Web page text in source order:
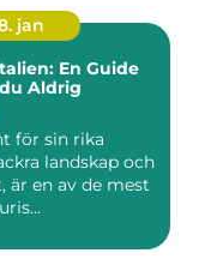
jan
En Guide
Aldrig
för sin rika
landskap och
är en av de mest